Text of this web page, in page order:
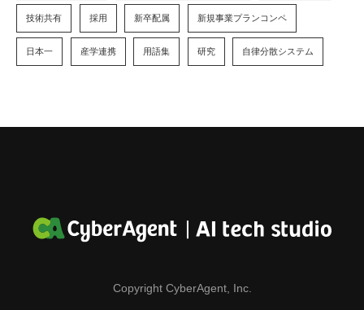
技術共有 採用 新卒配属 新規事業プランコンペ
日本一 産学連携 用語集 研究 自律分散システム
Copyright CyberAgent, Inc.